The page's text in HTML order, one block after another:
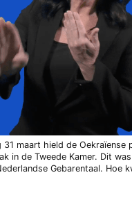
maart hield de Oekraïense
in de Tweede Kamer. Dit
Gebarentaal. Hoe